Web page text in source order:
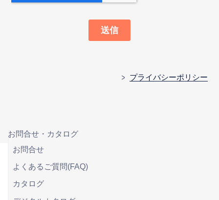
プライバシーポリシー
お問合せ・カタログ
お問合せ
よくあるご質問(FAQ)
カタログ